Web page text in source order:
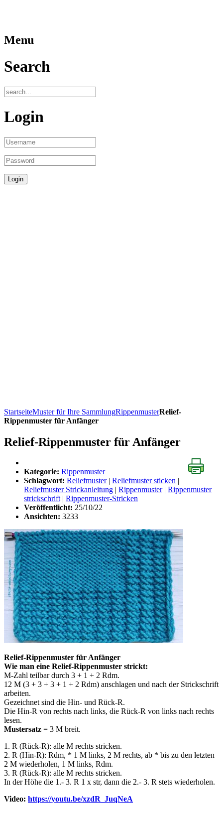
Menu
Search
Login
StartseiteMuster für Ihre SammlungRippenmusterRelief-
Rippenmuster für Anfänger
Relief-Rippenmuster für Anfänger
Kategorie: Rippenmuster
Schlagwort: Reliefmuster| Reliefmuster sticken
Reliefmuster Strickanleitung
Rippenmuster| Rippenmuster
strickschrift| Rippenmuster-Stricken
Veröffentlicht: 25/10/22
Ansichten: 3233
Relief-Rippenmuster für Anfänger
Wie man eine Relief-Rippenmuster strickt:
M-Zahl teilbar durch 3 + 1 + 2 Rdm.
12 M (3 + 3 + 3 + 1 + 2 Rdm) anschlagen und nach der Strickschrift
arbeiten.
Gezeichnet sind die Hin- und Rück-R.
Die Hin-R von rechts nach links, die Rück-R von links nach rechts
lesen.
Mustersatz = 3 M breit.
1. R (Rück-R): alle M rechts stricken.
2. R (Hin-R): Rdm, * 1 M links, 2 M rechts, ab * bis zu den letzten
2 M wiederholen, 1 M links, Rdm.
3. R (Rück-R): alle M rechts stricken.
In der Höhe die 1.- 3. R 1 x str, dann die 2.- 3. R stets wiederholen.
Video: https://youtu.be/xzdR_JuqNeA